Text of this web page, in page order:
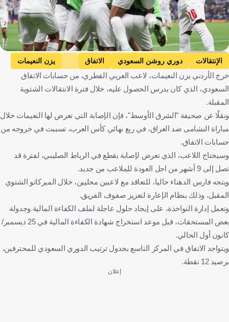
Getty Images
الإنتقالات دوري روشن السعودي الاتفاق
يزن النعيمات
الأردن
المملكة العربية السعودية الأردن كرة قدم
خرج الأردني يزن النعيمات، لاعب العربي القطري، من حسابات الاتفاق
السعودي، الذي كان يدرس الحصول عليه، خلال فترة الانتقالات الشتوية
المقبلة.
ونقلًا عن صحيفة "الشرق الأوسط"، فإن الإصابة التي تعرض لها النعيمات خلال
مباراة النشامى ضد العراق، في ربع نهائي كأس العرب، تسببت في خروجه من
حسابات الاتفاق.
وسيحتاج اللاعب، الذي تعرض لإصابة بقطع في الرباط الصليبي، لفترة قد
تصل إلى 9 أشهر من اجل العودة للملاعب من جديد.
ويتجه فارس الدهناء حاليا، للتعاقد مع لاعبين محليين، خلال الميركاتو الشتوي
المقبل، وذلك بنظام الإعارة لتعزيز صفوف الفريق.
وتعمل إدارة النواخذة، على إيجاد حلول عاجلة لملف الكفاءة المالية وجدولة
بعض المستحقات، قبل موعد استخراج شهادة الكفاءة المالية في 25 ديسمبر/
كانون أول الحالي.
ويتواجد الاتفاق في المركز التاسع بجدول ترتيب الدوري السعودي للمحترفين،
برصيد 12 نقطة.
إعلان